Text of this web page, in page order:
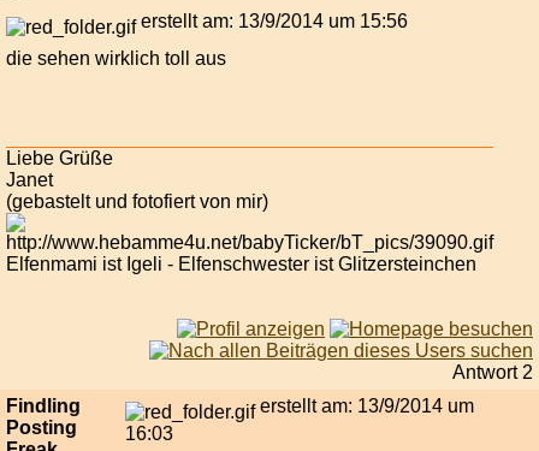
erstellt am: 13/9/2014 um 15:56
die sehen wirklich toll aus
Liebe Grüße
Janet
(gebastelt und fotofiert von mir)
Elfenmami ist Igeli - Elfenschwester ist Glitzersteinchen
Antwort 2
Findling
Posting
erstellt am: 13/9/2014 um
16:03